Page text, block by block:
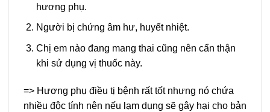
hương phụ.
Người bị chứng âm hư, huyết nhiệt.
Chị em nào đang mang thai cũng nên cẩn thận
khi sử dụng vị thuốc này.
=> Hương phụ điều tị bệnh rất tốt nhưng nó chứa
nhiều độc tính nên nếu lạm dụng sẽ gây hại cho bản